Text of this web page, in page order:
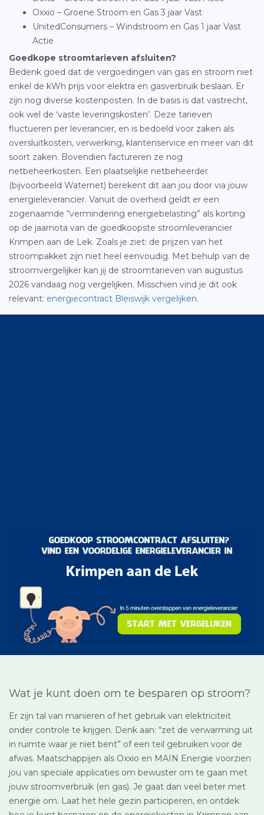
Oxxio – Groene Stroom en Gas 3 jaar Vast
UnitedConsumers – Windstroom en Gas 1 jaar Vast
Actie
Goedkope stroomtarieven afsluiten?
Bedenk goed dat de vergoedingen van gas en stroom niet
enkel de kWh prijs voor elektra en gasverbruik beslaan. Er
zijn nog diverse kostenposten. In de basis is dat vastrecht,
ook wel de ‘vaste leveringskosten’. Deze tarieven
fluctueren per leverancier, en is bedoeld voor zaken als
oversluitkosten, verwerking, klantenservice en meer van dit
soort zaken. Bovendien factureren ze nog
netbeheerkosten. Een plaatselijke netbeheerder
(bijvoorbeeld Waternet) berekent dit aan jou door via jouw
energieleverancier. Vanuit de overheid geldt er een
zogenaamde “vermindering energiebelasting” als korting
op de jaarnota van de goedkoopste stroomleverancier
Krimpen aan de Lek. Zoals je ziet: de prijzen van het
stroompakket zijn niet heel eenvoudig. Met behulp van de
stroomvergelijker kan jij de stroomtarieven van augustus
2026 vandaag nog vergelijken. Misschien vind je dit ook
relevant: energiecontract Bleiswijk vergelijken.
Wat je kunt doen om te besparen op stroom?
Er zijn tal van manieren of het gebruik van elektriciteit
onder controle te krijgen. Denk aan: “zet de verwarming uit
in ruimte waar je niet bent” of een teil gebruiken voor de
afwas. Maatschappijen als Oxxio en MAIN Energie voorzien
jou van speciale applicaties om bewuster om te gaan met
jouw stroomverbruik (en gas). Je gaat dan veel beter met
energie om. Laat het hele gezin participeren, en ontdek